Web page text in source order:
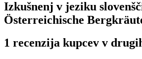
Izkušnenj v jeziku
Österreichische
1 recenzija kupcev v